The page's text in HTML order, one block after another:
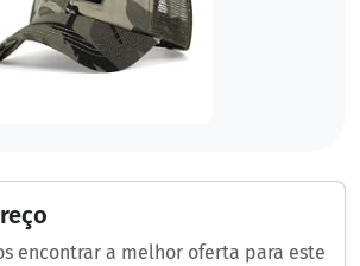
encontrar a melhor oferta para este